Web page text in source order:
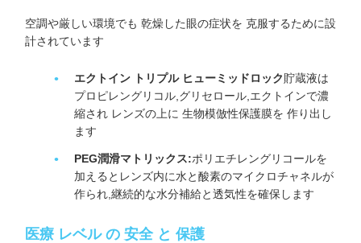
空調や厳しい環境でも 乾燥した眼の症状を 克服するために設
計されています
エクトイン トリプル ヒューミッドロック貯蔵液は
プロピレングリコル,グリセロール,エクトインで濃
縮され レンズの上に 生物模倣性保護膜を 作り出し
ます
PEG潤滑マトリックス:ポリエチレングリコールを
加えるとレンズ内に水と酸素のマイクロチャネルが
作られ,継続的な水分補給と透気性を確保します
医療 レベル の 安全 と 保護